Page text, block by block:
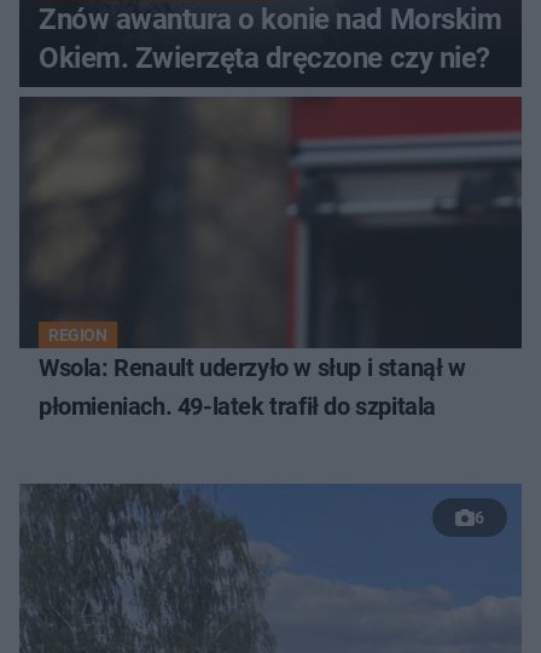
Znów awantura o konie nad Morskim
Okiem. Zwierzęta dręczone czy nie?
REGION
Wsola: Renault uderzyło w słup i stanął w
płomieniach. 49-latek trafił do szpitala
6